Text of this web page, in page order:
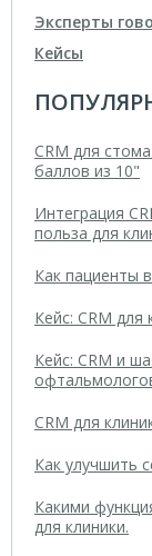
Эксперты
Кейсы
CRM для
баллов из 10"
Интеграция
польза для
Как пациенты
Кейс: CRM для
Кейс: CRM и
CRM для
Как улучшить
Какими
для клиники.